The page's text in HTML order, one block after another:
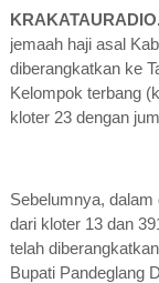
jemaah haji asal
diberangkatkan ke
Kelompok terbang
kloter 23 dengan
Sebelumnya, dalam
dari kloter 13 dan
telah
Bupati Pandeglang